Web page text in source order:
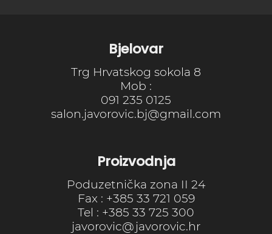
Bjelovar
Trg Hrvatskog sokola 8
Mob :
091 235 0125
salon.javorovic.bj@gmail.com
Proizvodnja
Poduzetnička zona II 24
Fax : +385 33 721 059
Tel : +385 33 725 300
javorovic@javorovic.hr